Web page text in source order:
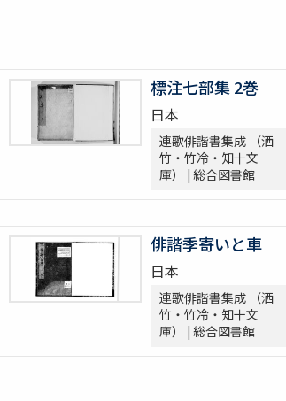
標注七部集 2巻
日本
連歌俳諧書集成 （洒
竹・竹冷・知十文
庫） | 総合図書館
俳諧季寄いと車
日本
連歌俳諧書集成 （洒
竹・竹冷・知十文
庫） | 総合図書館